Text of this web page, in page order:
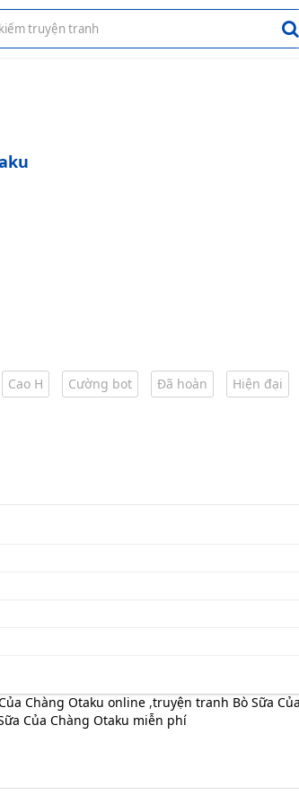
Cao H Cường bot Đã hoàn Hiện đại
Chàng Otaku online,truyện tranh Bò Sữa
Của Chàng Otaku miễn phí